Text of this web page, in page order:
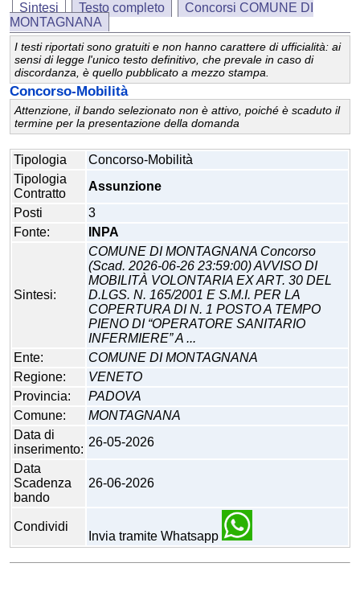
Sintesi Testo completo
Concorsi COMUNE DI
MONTAGNANA
I testi riportati sono gratuiti e non hanno carattere di ufficialità: ai
sensi di legge l'unico testo definitivo, che prevale in caso di
discordanza, è quello pubblicato a mezzo stampa.
Concorso-Mobilità
Attenzione, il bando selezionato non è attivo, poiché è scaduto il
termine per la presentazione della domanda
Tipologia
Concorso-Mobilità
Tipologia
Contratto
Assunzione
Posti
3
Fonte:
INPA
Sintesi:
COMUNE DI MONTAGNANA Concorso
(Scad. 2026-06-26 23:59:00) AVVISO DI
MOBILITÀ VOLONTARIA EX ART. 30 DEL
D.LGS. N. 165/2001 E S.M.I. PER LA
COPERTURA DI N. 1 POSTO A TEMPO
PIENO DI “OPERATORE SANITARIO
INFERMIERE” A ...
Ente:
COMUNE DI MONTAGNANA
Regione:
VENETO
Provincia:
PADOVA
Comune:
MONTAGNANA
Data di
inserimento:
26-05-2026
Data
Scadenza
bando
26-06-2026
Condividi
Invia tramite Whatsapp